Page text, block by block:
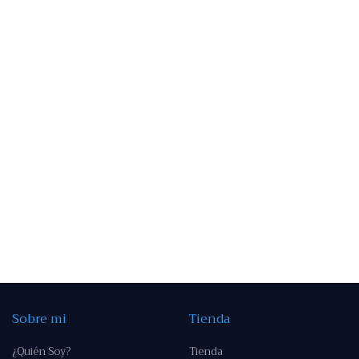
Sobre mi
¿Quién Soy?
Tienda
Tienda